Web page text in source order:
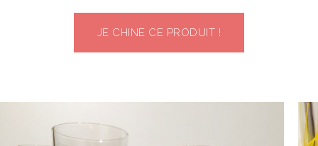
JE CHINE CE PRODUIT !